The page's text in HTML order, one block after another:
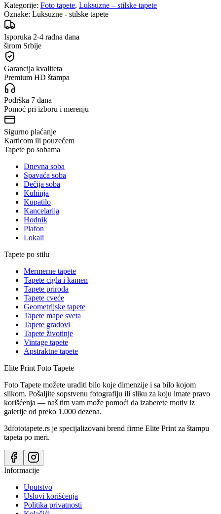
Kategorije: Foto tapete, Luksuzne – stilske tapete
Oznake: Luksuzne - stilske tapete
Isporuka 2-4 radna dana
širom Srbije
Garancija kvaliteta
Premium HD štampa
Podrška 7 dana
Pomoć pri izboru i merenju
Sigurno plaćanje
Karticom ili pouzećem
Tapete po sobama
Dnevna soba
Spavaća soba
Dečija soba
Kuhinja
Kupatilo
Kancelarija
Hodnik
Plafon
Lokali
Tapete po stilu
Mermerne tapete
Tapete cigla i kamen
Tapete priroda
Tapete cveće
Geometrijske tapete
Tapete mape sveta
Tapete gradovi
Tapete životinje
Vintage tapete
Apstraktne tapete
Elite Print Foto Tapete
Foto Tapete možete uraditi bilo koje dimenzije i sa bilo kojom
slikom. Pošaljite sopstvenu fotografiju ili sliku za koju imate pravo
korišćenja — naš tim vam može pomoći da izaberete motiv iz
galerije od preko 1.000 dezena.
3dfototapete.rs je specijalizovani brend firme Elite Print za štampu
tapeta po meri.
Informacije
Uputstvo
Uslovi korišćenja
Politika privatnosti